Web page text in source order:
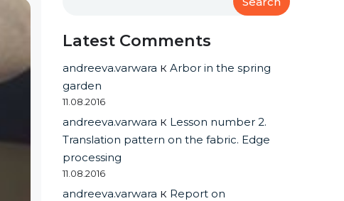
Latest Comments
andreeva.varwara кArbor in the spring
garden
11.08.2016
andreeva.varwara к Lesson number 2.
Translation pattern on the fabric. Edge
processing
11.08.2016
andreeva.varwara к Report on